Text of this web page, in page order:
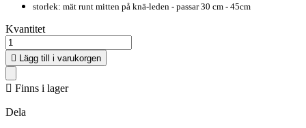
storlek: mät runt mitten på knä-leden - passar 30 cm - 45cm
Kvantitet
 Lägg till i varukorgen
 Finns i lager
Dela